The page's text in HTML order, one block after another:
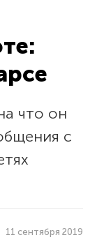
что он
с
11 сентября 2019